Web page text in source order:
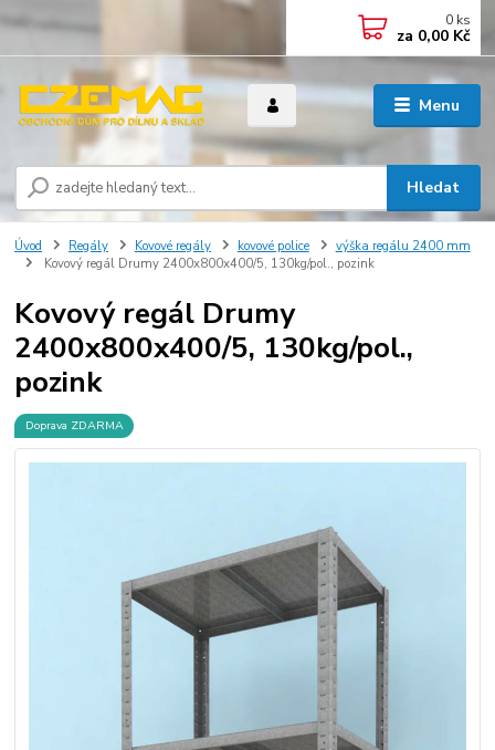
Menu
Hledat
0 ks
za 0,00 Kč
Úvod Regály Kovové regály kovové police
výška regálu 2400 mm
Kovový regál Drumy 2400x800x400/5, 130kg/pol., pozink
Kovový regál Drumy
2400x800x400/5, 130kg/pol.,
pozink
Doprava ZDARMA